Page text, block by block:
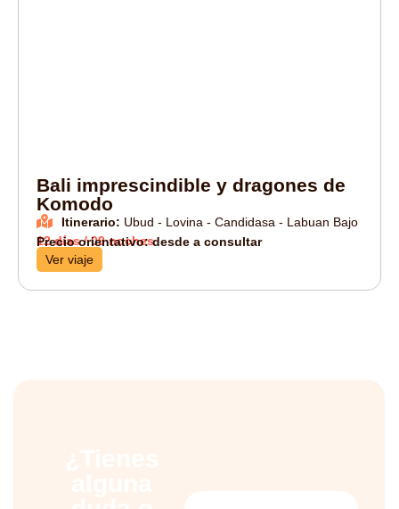
Bali imprescindible y dragones de
Komodo
Itinerario: Ubud - Lovina - Candidasa - Labuan Bajo
12 días / 09 noches
Precio orientativo: desde a consultar
Ver viaje